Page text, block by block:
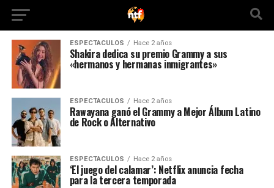
ESPECTACULOS Hace 2 años
Shakira dedica su premio Grammy a sus
«hermanos y hermanas inmigrantes»
ESPECTACULOS Hace 2 años
Rawayana ganó el Grammy a Mejor Álbum Latino
de Rock o Alternativo
ESPECTACULOS Hace 2 años
‘El juego del calamar’: Netflix anuncia fecha
para la tercera temporada